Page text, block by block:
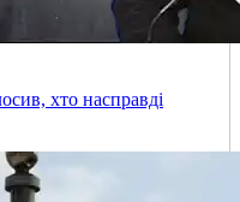
хто насправді